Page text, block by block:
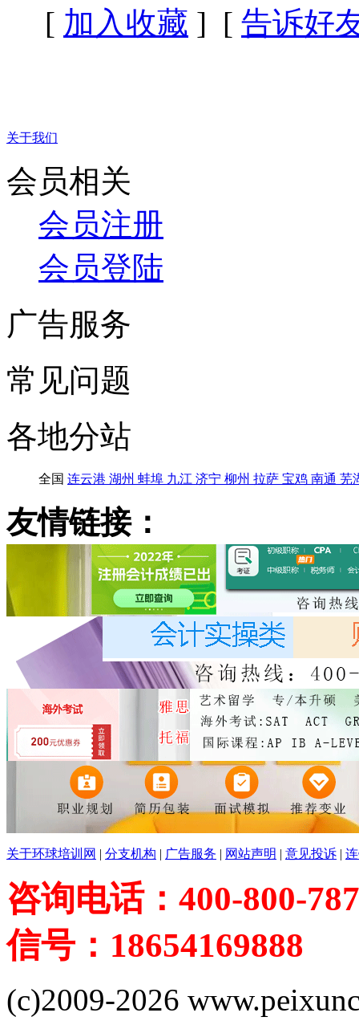
[ 加入收藏 ] [ 告诉好
关于我们
会员相关
会员注册
会员登陆
广告服务
常见问题
各地分站
全国 连云港 湖州 蚌埠 九江 济宁 柳州 拉萨 宝鸡 南通 芜
友情链接：
关于环球培训网 | 分支机构 | 广告服务 | 网站声明 | 意见投诉 |
咨询电话：400-800-
信号：18654169888
(c)2009-2026